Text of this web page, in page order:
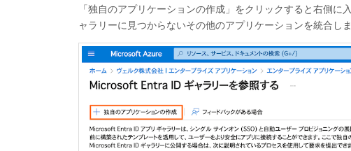
「独自のアプリケーションの作成」をクリックすると右側
ャラリーに見つからないその他のアプリケーションを統合